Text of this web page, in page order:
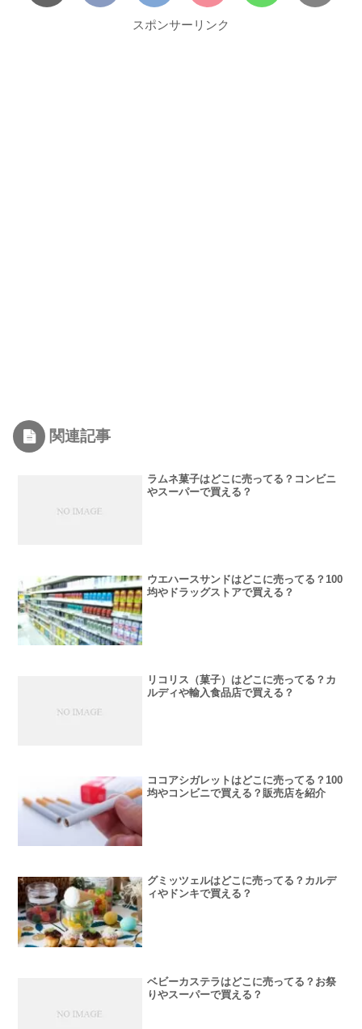
スポンサーリンク
関連記事
ラムネ菓子はどこに売ってる？コンビニ
やスーパーで買える？
ウエハースサンドはどこに売ってる？100
均やドラッグストアで買える？
リコリス（菓子）はどこに売ってる？カ
ルディや輸入食品店で買える？
ココアシガレットはどこに売ってる？100
均やコンビニで買える？販売店を紹介
グミッツェルはどこに売ってる？カルデ
ィやドンキで買える？
ベビーカステラはどこに売ってる？お祭
りやスーパーで買える？